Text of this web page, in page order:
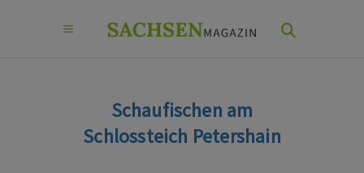
Schaufischen am
Schlossteich Petershain